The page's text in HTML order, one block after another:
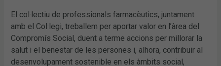
El col·lectiu de professionals farmacèutics, juntament
amb el Col·legi, treballem per aportar valor en l’àrea del
Compromís Social, duent a terme accions per millorar la
salut i el benestar de les persones i, alhora, contribuir al
desenvolupament sostenible en els àmbits social,